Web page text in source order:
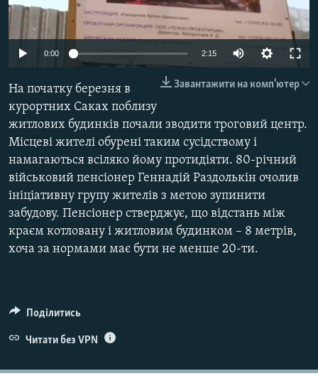
ВІДЕОУРОКИ «ELIFBE»
СВІДЧЕННЯ ОКУПАЦІЇ
УКРАЇНСЬКА ПРОБЛЕМА КРИМУ
ІНФОГРАФІКА
Русский
Qırımtatar
ДОЛУЧАЙСЯ!
Усі сайти RFE/RL
0:00 2:15
Завантажити на комп'ютер
На початку березня в
курортних Саках поблизу
житлових будинків почали зводити троговий центр.
Місцеві жителі обурені таким сусідствому і
намагаються всіляко йому протидіяти. 80-річний
військовий пенсіонер Геннадій Раздолькін очолив
ініціативну групу жителів з метою зупинити
забудову. Пенсіонер стверджує, що відстань між
краєм котловану і житловим будинком – 8 метрів,
хоча за нормами має бути не менше 20-ти.
Поділитись
Читати без VPN